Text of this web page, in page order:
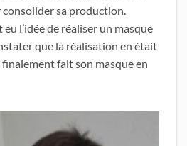
sa production.
l’idée de réaliser un masque
que la réalisation en était
fait son masque en